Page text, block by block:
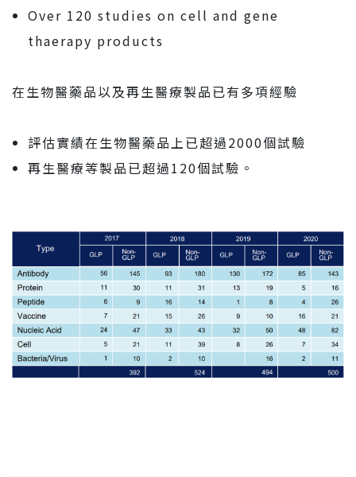
Over 120 studies on cell and gene
thaerapy products
在生物醫藥品以及再生醫療製品已有多項經驗
評估實績在生物醫藥品上已超過2000個試驗
再生醫療等製品已超過120個試驗。